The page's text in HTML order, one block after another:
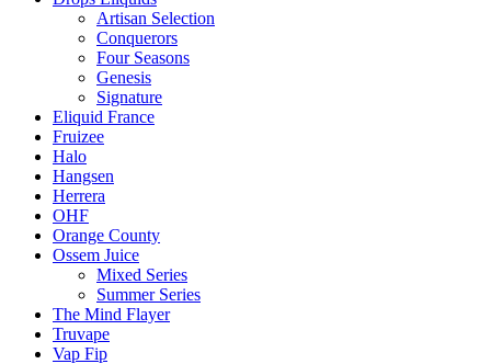
Artisan Selection
Conquerors
Four Seasons
Genesis
Signature
Eliquid France
Fruizee
Halo
Hangsen
Herrera
OHF
Orange County
Ossem Juice
Mixed Series
Summer Series
The Mind Flayer
Truvape
Vap Fip